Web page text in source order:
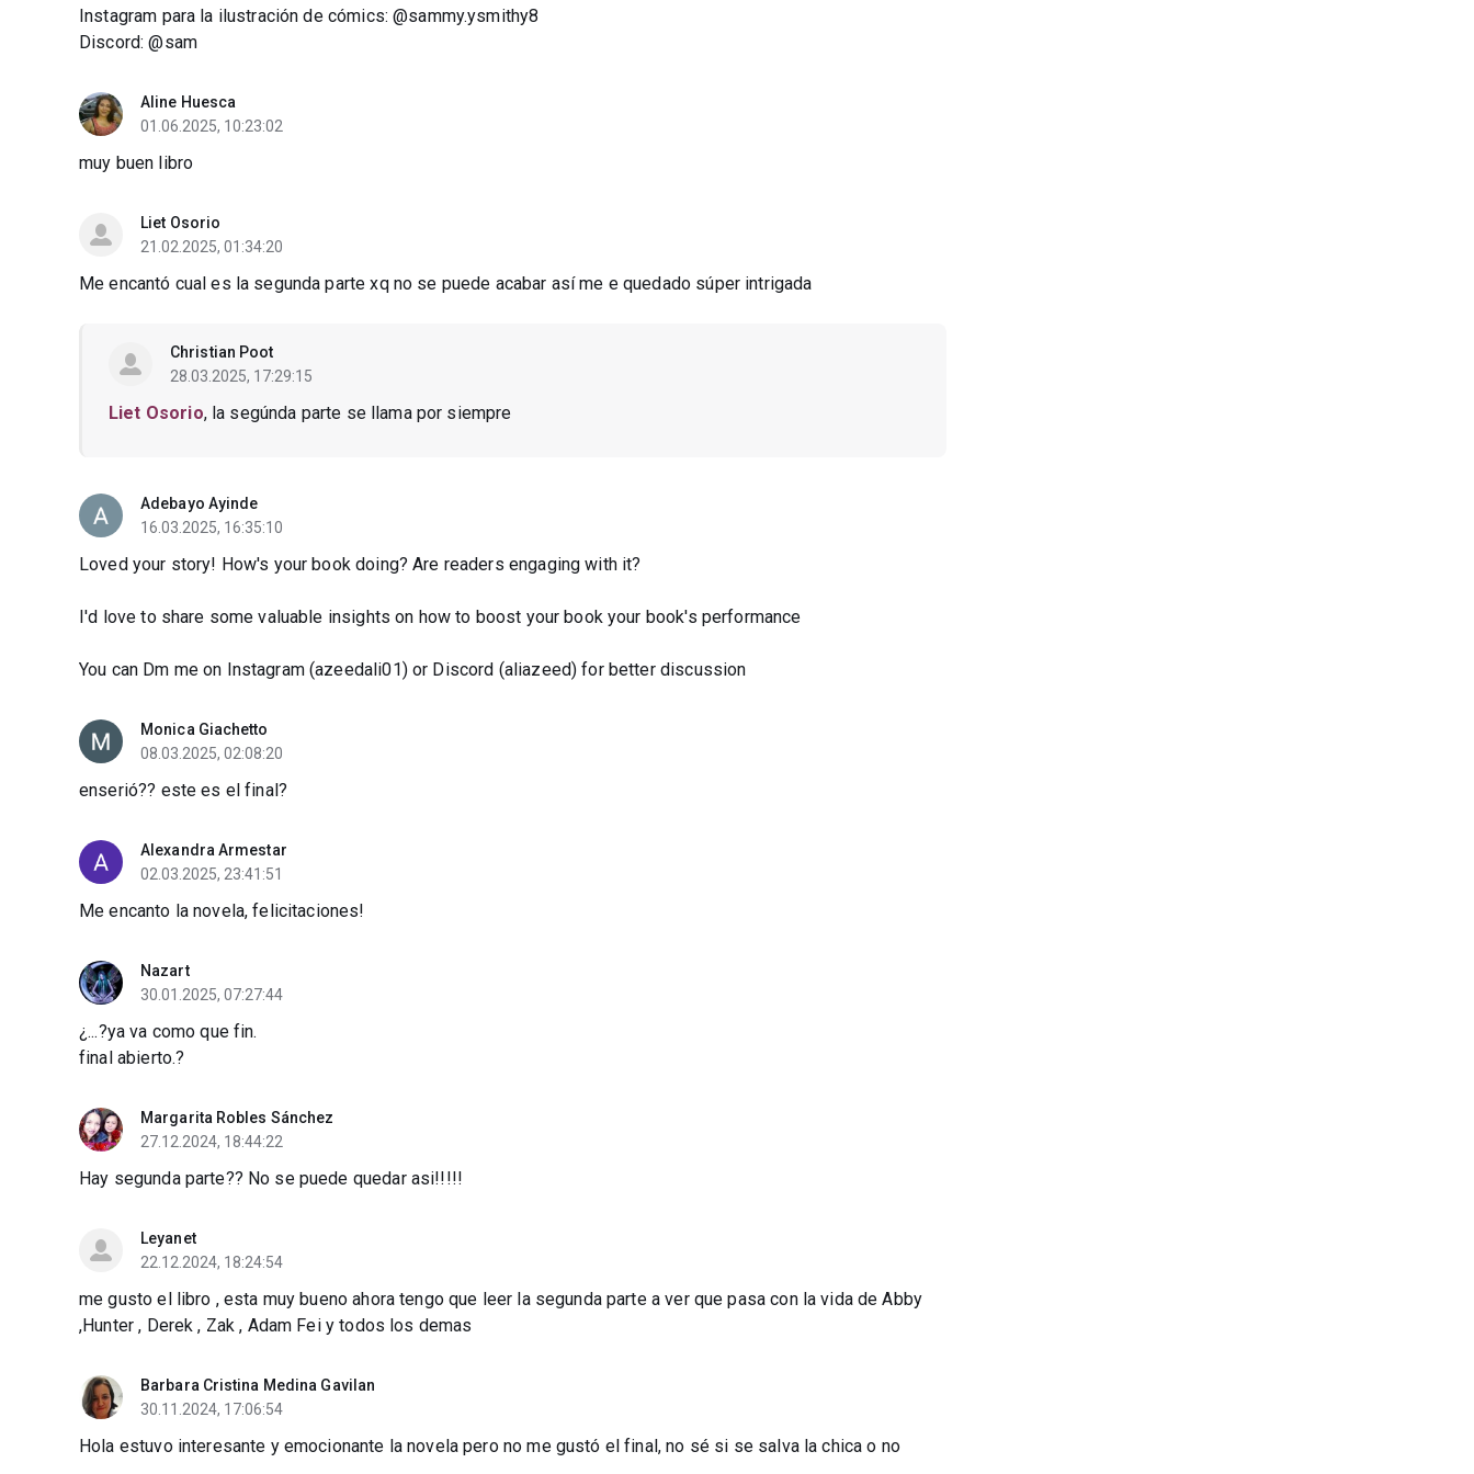
Instagram para la ilustración de cómics: @sammy.ysmithy8
Discord: @sam
Aline Huesca
01.06.2025, 10:23:02
muy buen libro
Liet Osorio
21.02.2025, 01:34:20
Me encantó cual es la segunda parte xq no se puede acabar así me e quedado súper intrigada
Christian Poot
28.03.2025, 17:29:15
Liet Osorio, la segúnda parte se llama por siempre
Adebayo Ayinde
16.03.2025, 16:35:10
Loved your story! How's your book doing? Are readers engaging with it?
I'd love to share some valuable insights on how to boost your book your book's performance
You can Dm me on Instagram (azeedali01) or Discord (aliazeed) for better discussion
Monica Giachetto
08.03.2025, 02:08:20
enserió?? este es el final?
Alexandra Armestar
02.03.2025, 23:41:51
Me encanto la novela, felicitaciones!
Nazart
30.01.2025, 07:27:44
¿...?ya va como que fin.
final abierto.?
Margarita Robles Sánchez
27.12.2024, 18:44:22
Hay segunda parte?? No se puede quedar asi!!!!!
Leyanet
22.12.2024, 18:24:54
me gusto el libro , esta muy bueno ahora tengo que leer la segunda parte a ver que pasa con la vida de Abby
,Hunter , Derek , Zak , Adam Fei y todos los demas
Barbara Cristina Medina Gavilan
30.11.2024, 17:06:54
Hola estuvo interesante y emocionante la novela pero no me gustó el final, no sé si se salva la chica o no